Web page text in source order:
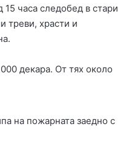
часа следобед в стари
треви, храсти и
декара. От тях около
на пожарната заедно с